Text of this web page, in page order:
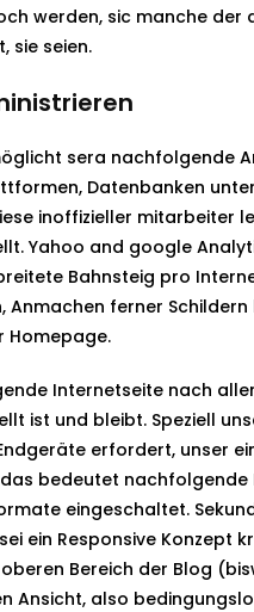
werden, sic manche
sie seien.
sera nachfolgende
Datenbanken
inoffizieller mitarbeiter
Yahoo and google
Bahnsteig pro
Anmachen ferner
Homepage.
Internetseite nach
ist und bleibt. Speziell
erfordert, unser
bedeutet
eingeschaltet.
ein Responsive Konzept
Bereich der Blog
Ansicht, also